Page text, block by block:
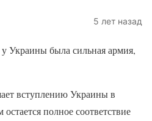
5 лет назад
Украины была сильная армия,
вступлению Украины в
полное соответствие